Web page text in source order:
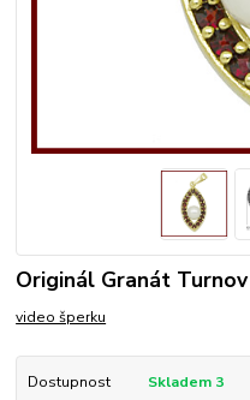
Originál Granát Turnov
video šperku
Dostupnost Skladem 3